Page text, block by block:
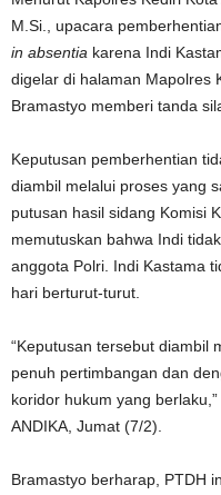
M.Si., upacara
in absentia karena Indi
digelar di halaman Mapolres
Bramastyo memberi tanda
Keputusan pemberhentian
diambil melalui proses yang
putusan hasil sidang Komisi
memutuskan bahwa Indi
anggota Polri. Indi Kastama
hari berturut-turut.
“Keputusan tersebut diambil
penuh pertimbangan dan
koridor hukum yang
ANDIKA, Jumat (7/2).
Bramastyo berharap, PTDH